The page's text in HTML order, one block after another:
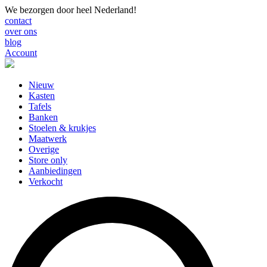
We bezorgen door heel Nederland!
contact
over ons
blog
Account
Nieuw
Kasten
Tafels
Banken
Stoelen & krukjes
Maatwerk
Overige
Store only
Aanbiedingen
Verkocht